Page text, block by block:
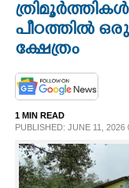
OPINION
PHOTOS
LIFESTYLE
SPIRITUAL
പീഠത്തിൽ
ക്ഷേത്രം
1 MIN READ
PUBLISHED: JUNE 11, 2026